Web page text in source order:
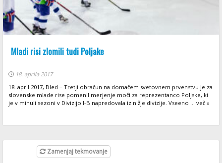
Mladi risi zlomili tudi Poljake
18. aprila 2017
18. april 2017, Bled – Tretji obračun na domačem svetovnem prvenstvu je za
slovenske mlade rise pomenil merjenje moči za reprezentanco Poljske, ki
je v minuli sezoni v Divizijo I-B napredovala iz nižje divizije. Vseeno ... več »
Zamenjaj tekmovanje